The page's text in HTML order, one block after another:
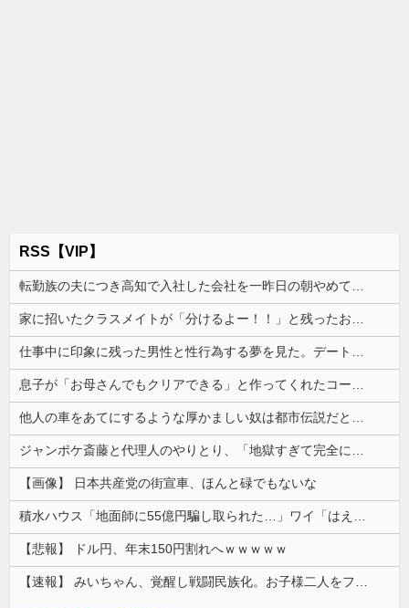
RSS【VIP】
【画像】 日本共産党の街宣車、ほんと碌でもないな
【悲報】 ドル円、年末150円割れへｗｗｗｗｗ